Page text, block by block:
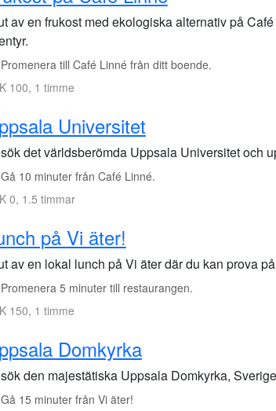
av en frukost med ekologiska alternativ på
till Café Linné från ditt boende.
100, 1 timme
Universitet
det världsberömda Uppsala Universitet och
10 minuter från Café Linné.
0, 1.5 timmar
på Vi äter!
av en lokal lunch på Vi äter där du kan prova
5 minuter till restaurangen.
150, 1 timme
Domkyrka
den majestätiska Uppsala Domkyrka,
15 minuter från Vi äter!